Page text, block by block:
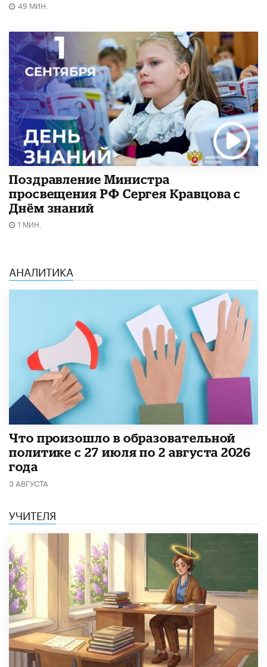
49 МИН.
Поздравление Министра
просвещения РФ Сергея Кравцова с
Днём знаний
1 МИН.
АНАЛИТИКА
​Что произошло в образовательной
политике с 27 июля по 2 августа 2026
года
3 АВГУСТА
УЧИТЕЛЯ